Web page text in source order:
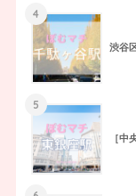
4
渋谷
5
［中